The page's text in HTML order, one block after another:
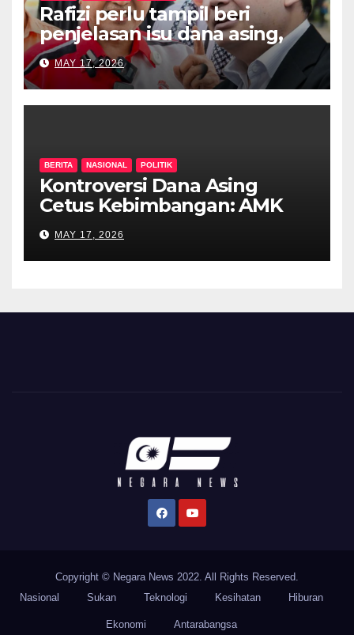
Rafizi perlu tampil beri
penjelasan isu dana asing,
khianat negara
MAY 17, 2026
BERITA NASIONAL POLITIK
Kontroversi Dana Asing
Cetus Kebimbangan: AMK
Desak Siasatan Menyeluruh
MAY 17, 2026
Copyright © Negara News 2022. All Rights Reserved.
Nasional
Sukan Teknologi Kesihatan Hiburan
Ekonomi Antarabangsa